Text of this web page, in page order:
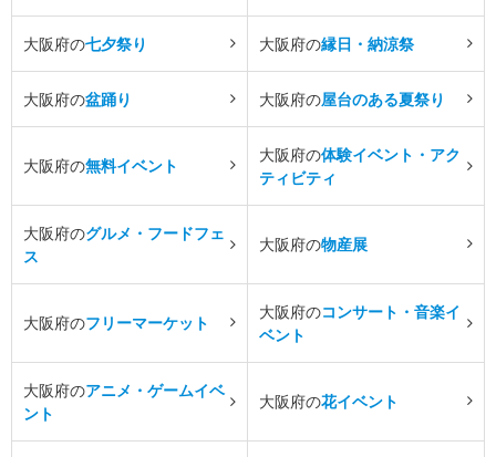
大阪府の七夕祭り 大阪府の縁日・納涼祭
大阪府の盆踊り 大阪府の屋台のある夏祭り
大阪府の無料イベント
大阪府の体験イベント・アク
ティビティ
大阪府のグルメ・フードフェ
ス
大阪府の物産展
大阪府のフリーマーケット
大阪府のコンサート・音楽イ
ベント
大阪府のアニメ・ゲームイベ
ント
大阪府の花イベント